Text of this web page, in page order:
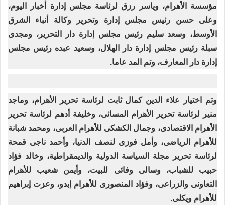
مؤسسة الأهرام، وياسر رزق لرئاسة مجلس إدارة أخبار اليوم،
وعلى حسن رئيس مجلس إدارة وتحرير وكالة أنباء الشرق
الأوسط، وسعد سليم رئيس مجلس إدارة دار التحرير، ومجدى
سبلة رئيس مجلس إدارة دار الهلال، وسعيد عبده رئيس مجلس
إدارة دار المعارف، وتم المد عاما.
وتم اختيار علاء الدين كمال ثابت لرئاسة تحرير الأهرام، وماجد
منير لرئاسة تحرير الأهرام المسائى، وخليفة أدهم لرئاسة تحرير
الأهرام الاقتصادى، وجمال الكشكى للأهرام العربى، ومحمد شبانة
للأهرام الرياضى، وأمل فوزى لنصف الدنيا، وأحمد ناجى قمحة
لرئاسة تحرير مجلة السياسة الدولية والديمقراطية، وخالد فؤاد
حبيب للشباب، وسالى وفائى للبيت، وأيمن شعيب للأهرام
التعاونى والزراعى، وفؤاد المنصورى للأهرام إبدو، وعزت إبراهيم
للأهرام ويكلى.